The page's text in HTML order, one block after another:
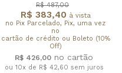
R$ 383,40 à vista
no Pix Parcelado, Pix, uma vez
no
cartão de crédito ou Boleto (10%
Off)
R$ 487,00
R$ 426,00
ou 10x de R$ 42,60 sem juros